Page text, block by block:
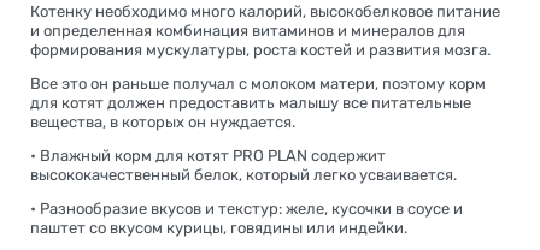
Котенку необходимо много калорий, высокобелковое питание
и определенная комбинация витаминов и минералов для
формирования мускулатуры, роста костей и развития мозга.
Все это он раньше получал с молоком матери, поэтому корм
для котят должен предоставить малышу все питательные
вещества, в которых он нуждается.
• Влажный корм для котят PRO PLAN содержит
высококачественный белок, который легко усваивается.
• Разнообразие вкусов и текстур: желе, кусочки в соусе и
паштет со вкусом курицы, говядины или индейки.